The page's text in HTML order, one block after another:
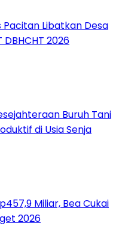
Pacitan Libatkan Desa
2026
Buruh Tani
di Usia Senja
Miliar, Bea Cukai
2026